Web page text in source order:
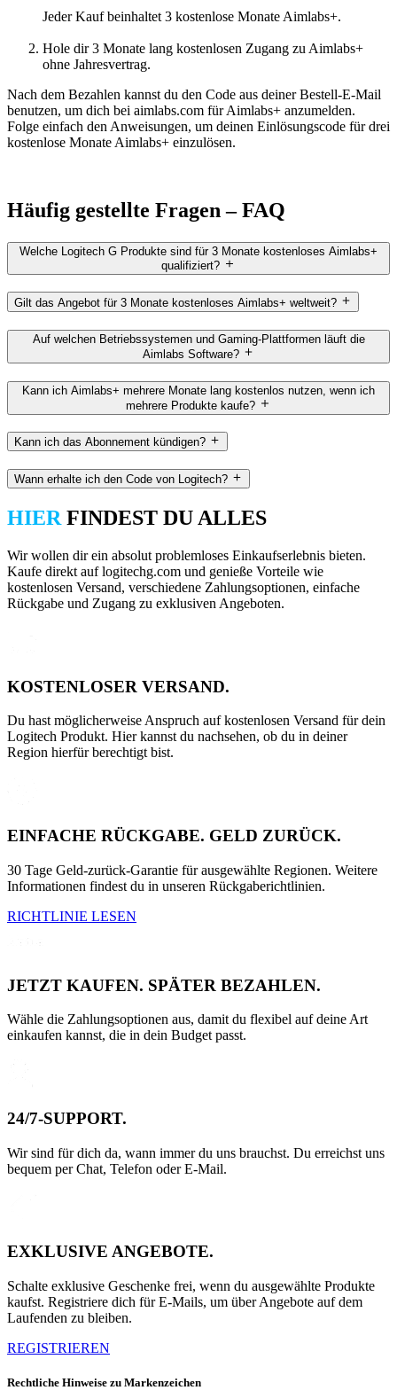
Jeder Kauf beinhaltet 3 kostenlose Monate Aimlabs+.
Hole dir 3 Monate lang kostenlosen Zugang zu Aimlabs+
ohne Jahresvertrag.
Nach dem Bezahlen kannst du den Code aus deiner Bestell-E-Mail
benutzen, um dich bei aimlabs.com für Aimlabs+ anzumelden.
Folge einfach den Anweisungen, um deinen Einlösungscode für drei
kostenlose Monate Aimlabs+ einzulösen.
Häufig gestellte Fragen – FAQ
Welche Logitech G Produkte sind für 3 Monate kostenloses Aimlabs+
qualifiziert?
Gilt das Angebot für 3 Monate kostenloses Aimlabs+ weltweit?
Auf welchen Betriebssystemen und Gaming-Plattformen läuft die
Aimlabs Software?
Kann ich Aimlabs+ mehrere Monate lang kostenlos nutzen, wenn ich
mehrere Produkte kaufe?
Kann ich das Abonnement kündigen?
Wann erhalte ich den Code von Logitech?
HIER FINDEST DU ALLES
Wir wollen dir ein absolut problemloses Einkaufserlebnis bieten.
Kaufe direkt auf logitechg.com und genieße Vorteile wie
kostenlosen Versand, verschiedene Zahlungsoptionen, einfache
Rückgabe und Zugang zu exklusiven Angeboten.
KOSTENLOSER VERSAND.
Du hast möglicherweise Anspruch auf kostenlosen Versand für dein
Logitech Produkt. Hier kannst du nachsehen, ob du in deiner
Region hierfür berechtigt bist.
EINFACHE RÜCKGABE. GELD ZURÜCK.
30 Tage Geld-zurück-Garantie für ausgewählte Regionen. Weitere
Informationen findest du in unseren Rückgaberichtlinien.
RICHTLINIE LESEN
JETZT KAUFEN. SPÄTER BEZAHLEN.
Wähle die Zahlungsoptionen aus, damit du flexibel auf deine Art
einkaufen kannst, die in dein Budget passt.
24/7-SUPPORT.
Wir sind für dich da, wann immer du uns brauchst. Du erreichst uns
bequem per Chat, Telefon oder E-Mail.
EXKLUSIVE ANGEBOTE.
Schalte exklusive Geschenke frei, wenn du ausgewählte Produkte
kaufst. Registriere dich für E-Mails, um über Angebote auf dem
Laufenden zu bleiben.
REGISTRIEREN
Rechtliche Hinweise zu Markenzeichen